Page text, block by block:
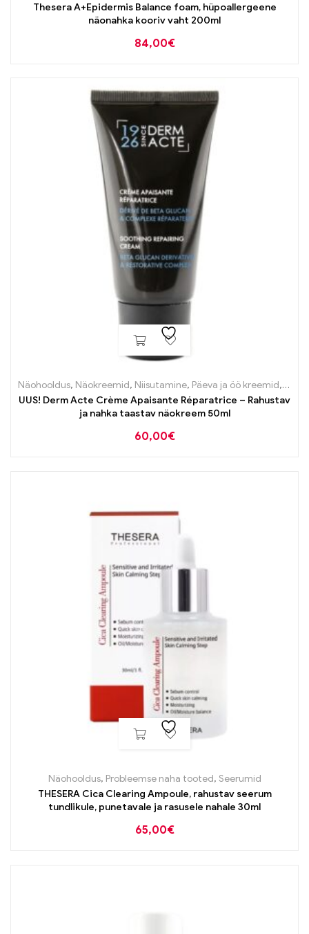
Thesera A+Epidermis Balance foam, hüpoallergeene
näonahka kooriv vaht 200ml
84,00€
Näohooldus, Näokreemid, Niisutamine, Päeva ja öö kreemid,
UUS! Derm Acte Crème Apaisante Réparatrice – Rahustav
ja nahka taastav näokreem 50ml
60,00€
Näohooldus, Probleemse naha tooted, Seerumid
THESERA Cica Clearing Ampoule, rahustav seerum
tundlikule, punetavale ja rasusele nahale 30ml
65,00€